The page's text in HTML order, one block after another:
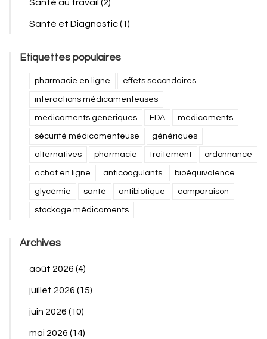
Santé au travail (2)
Santé et Diagnostic(1)
Etiquettes populaires
pharmacie en ligne effets secondaires
interactions médicamenteuses
médicaments génériques FDA médicaments
sécurité médicamenteuse génériques
alternatives pharmacie traitement ordonnance
achat en ligne anticoagulants bioéquivalence
glycémie santé antibiotique comparaison
stockage médicaments
Archives
août 2026 (4)
juillet 2026 (15)
juin 2026 (10)
mai 2026 (14)